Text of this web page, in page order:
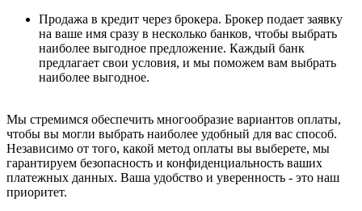
Продажа в кредит через брокера. Брокер подает заявку
на ваше имя сразу в несколько банков, чтобы выбрать
наиболее выгодное предложение. Каждый банк
предлагает свои условия, и мы поможем вам выбрать
наиболее выгодное.
Мы стремимся обеспечить многообразие вариантов оплаты,
чтобы вы могли выбрать наиболее удобный для вас способ.
Независимо от того, какой метод оплаты вы выберете, мы
гарантируем безопасность и конфиденциальность ваших
платежных данных. Ваша удобство и уверенность - это наш
приоритет.